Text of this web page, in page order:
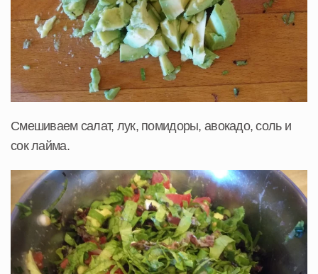
Смешиваем салат, лук, помидоры, авокадо, соль и
сок лайма.